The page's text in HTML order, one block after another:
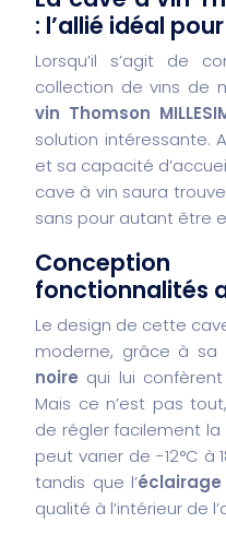
: l’allié idéal
Lorsqu’il s’agit de
collection de vins de
vin Thomson
solution intéressante.
et sa capacité
cave à vin saura
sans pour autant être
fonctionnalités
Le design de cette
moderne, grâce à sa
noire qui lui
Mais ce n’est pas
de régler facilement la
peut varier de -12°C à
tandis que l’éclairage
qualité à l’intérieur de